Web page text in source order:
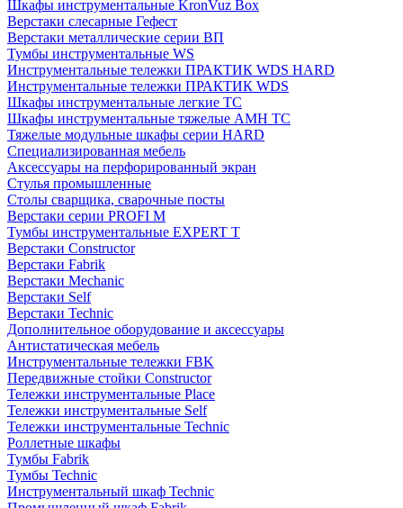
Шкафы инструментальные KronVuz Box
Верстаки слесарные Гефест
Верстаки металлические серии ВП
Тумбы инструментальные WS
Инструментальные тележки ПРАКТИК WDS HARD
Инструментальные тележки ПРАКТИК WDS
Шкафы инструментальные легкие ТС
Шкафы инструментальные тяжелые AMH TC
Тяжелые модульные шкафы серии HARD
Cпециализированная мебель
Аксессуары на перфорированный экран
Стулья промышленные
Столы сварщика, сварочные посты
Верстаки серии PROFI M
Тумбы инструментальные EXPERT T
Верстаки Constructor
Верстаки Fabrik
Верстаки Mechanic
Верстаки Self
Верстаки Technic
Дополнительное оборудование и аксессуары
Антистатическая мебель
Инструментальные тележки FBK
Передвижные стойки Constructor
Тележки инструментальные Place
Тележки инструментальные Self
Тележки инструментальные Technic
Роллетные шкафы
Тумбы Fabrik
Тумбы Technic
Инструментальный шкаф Technic